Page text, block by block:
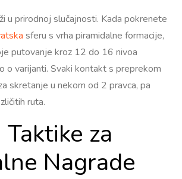
u prirodnoj slučajnosti. Kada pokrenete
sferu s vrha piramidalne formacije,
putovanje kroz 12 do 16 nivoa
o varijanti. Svaki kontakt s preprekom
skretanje u nekom od 2 pravca, pa
ruta.
za
Nagrade